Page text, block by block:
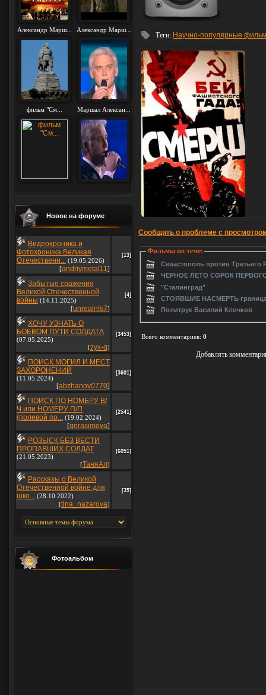
Александр Марш... Александр Марш...
фильм "См... Маршал Алексан...
Новое на форуме
Видеохроника и
Фотохроника Великая
Отечественн... (19.05.2026)
[andriymetal11]
[13]
Забытые сражения
Великой Отечественной
войны (14.11.2025)
[unrealnfs7]
[4]
ХОЧУ УЗНАТЬ О
БОЕВОМ ПУТИ СОЛДАТА
(07.05.2025)
[zyx-q]
[3453]
ПОИСК МОГИЛ И МЕСТ
ЗАХОРОНЕНИЙ
(11.05.2024)
[abzhanov0770]
[3601]
ПОИСК ПО НОМЕРУ В/
Ч или НОМЕРУ П/П
(полевой по... (19.02.2024)
[gerasimova]
[2541]
РОЗЫСК БЕЗ ВЕСТИ
ПРОПАВШИХ СОЛДАТ
(21.05.2023)
[ТаняАл]
[6051]
Рассказы о Великой
Отечественной войне для
шко... (28.10.2022)
[tina_nazarova]
[35]
Фотоальбом
Теги: Научно-популярные
Сообщить о проблеме с
Фильмы по теме:
Севастополь против Третьего
ЧЕРНОЕ ЛЕТО СОРОК
"Сталинград"
СТОЯВШИЕ НАСМЕРТЬ
Политрук Василий Клочков
Всего комментариев: 0
Добавлять